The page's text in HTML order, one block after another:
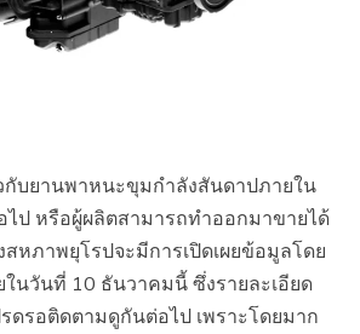
กับยานพาหนะขุมกำลังสันดาปภายใน
ไป หรือผู้ผลิตสามารถทำออกมาขายได้
หภาพยุโรปจะมีการเปิดเผยข้อมูลโดย
ในวันที่ 10 ธันวาคมนี้ ซึ่งรายละเอียด
รดรอติดตามดูกันต่อไป เพราะโดยมาก